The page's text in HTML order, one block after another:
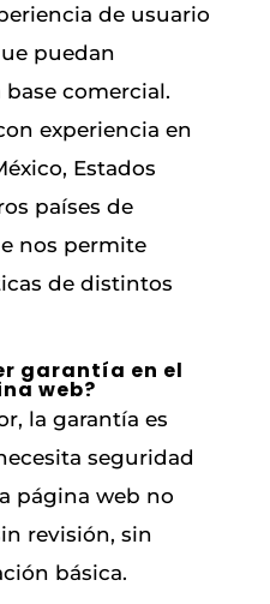
de usuario
puedan
comercial.
experiencia en
Estados
países de
nos permite
de distintos
garantía en el
web?
la garantía es
seguridad
página web no
revisión, sin
básica.